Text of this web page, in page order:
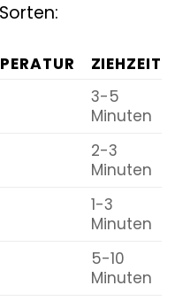
ZIEHZEIT
3-5
Minuten
2-3
Minuten
1-3
Minuten
5-10
Minuten